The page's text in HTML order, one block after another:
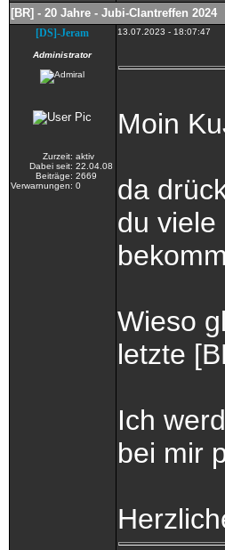
[BR] - 20 Jahre - Jubi-Clantreffen 2024
[DS]-Jeram
Administrator
Zurzeit: aktiv
Dabei seit: 22.04.08
Beiträge: 2669
Verwarnungen: 0
13.07.2023 - 18:07:47
Moin
da
du viele
Wieso
letzte
Ich
bei mir